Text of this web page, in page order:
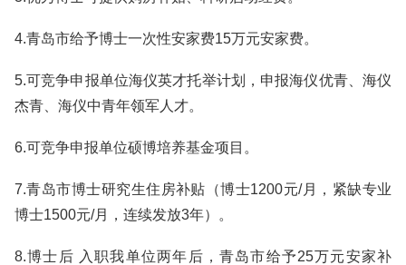
4.青岛市给予博士一次性安家费15万元安家费。
5.可竞争申报单位海仪英才托举计划，申报海仪优青、海仪
杰青、海仪中青年领军人才。
6.可竞争申报单位硕博培养基金项目。
7.青岛市博士研究生住房补贴（博士1200元/月，紧缺专业
博士1500元/月，连续发放3年）。
8.博士后 入职我单位两年后，青岛市给予25万元安家补